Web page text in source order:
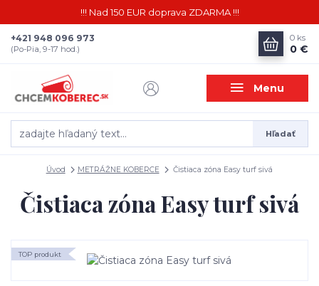
!!! Nad 150 EUR doprava ZDARMA !!!
Menu
Hľadať
+421 948 096 973
(Po-Pia, 9-17 hod.)
0 ks
0 €
Úvod METRÁŽNE KOBERCE Čistiaca zóna Easy turf sivá
Čistiaca zóna Easy turf sivá
TOP produkt